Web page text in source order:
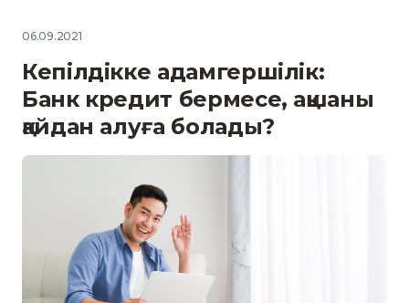
06.09.2021
Кепілдікке адамгершілік:
Банк кредит бермесе, ақшаны
қайдан алуға болады?